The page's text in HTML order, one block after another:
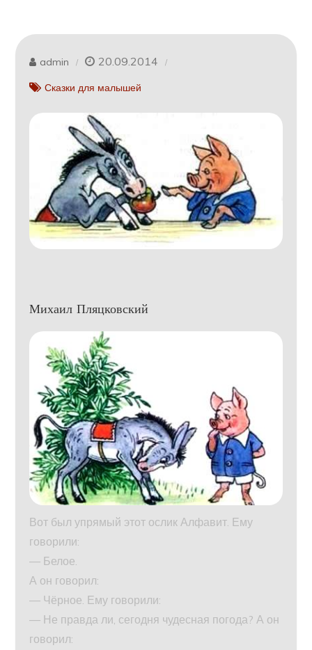
admin 20.09.2014
Сказки для малышей
Михаил Пляцковский
Вот был упрямый этот ослик Алфавит. Ему
говорили:
— Белое.
А он говорил:
— Чёрное. Ему говорили:
— Не правда ли, сегодня чудесная погода? А он
говорил: